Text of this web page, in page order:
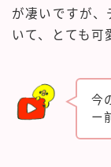
が凄いですが、
いて、とても可
今
ー